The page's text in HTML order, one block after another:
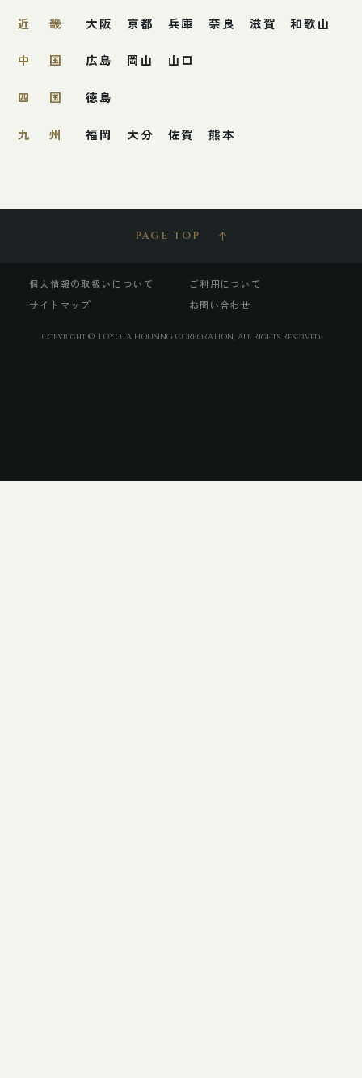
近畿 大阪 京都 兵庫 奈良 滋賀 和歌山
中国 広島 岡山 山口
四国 徳島
九州 福岡 大分 佐賀 熊本
PAGE TOP
個人情報の取扱いについて
ご利用について
サイトマップ
お問い合わせ
Copyright © TOYOTA HOUSING CORPORATION, All Rights Reserved.